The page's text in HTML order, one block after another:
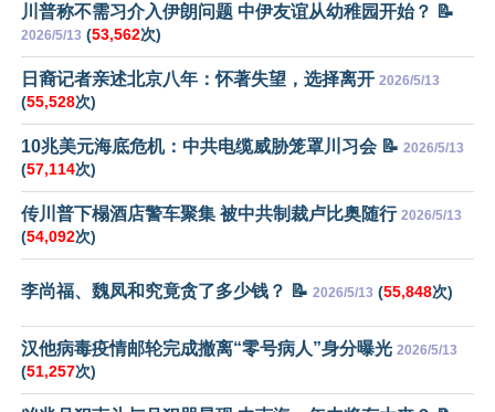
川普称不需习介入伊朗问题 中伊友谊从幼稚园开始？ 📝
2026/5/13 (53,562次)
日裔记者亲述北京八年：怀著失望，选择离开 2026/5/13
(55,528次)
10兆美元海底危机：中共电缆威胁笼罩川习会 📝 2026/5/13
(57,114次)
传川普下榻酒店警车聚集 被中共制裁卢比奥随行 2026/5/13
(54,092次)
李尚福、魏凤和究竟贪了多少钱？ 📝 2026/5/13 (55,848次)
汉他病毒疫情邮轮完成撤离“零号病人”身分曝光 2026/5/13
(51,257次)